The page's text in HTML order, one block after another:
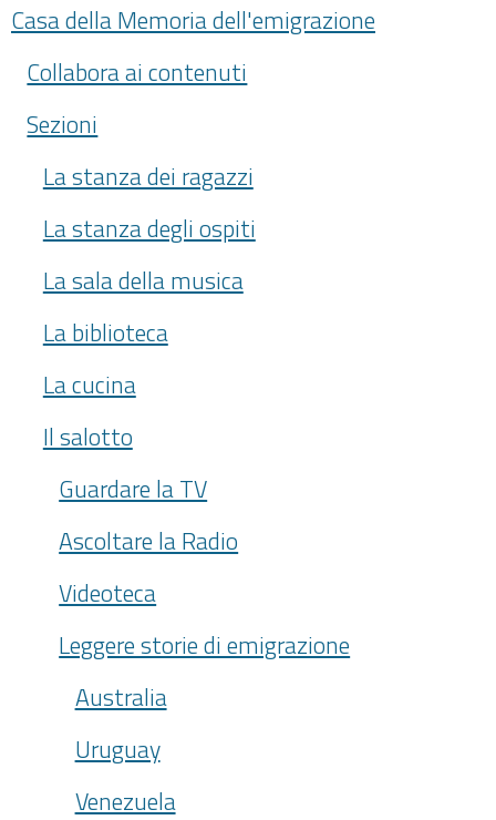
Casa della Memoria dell'emigrazione
Collabora ai contenuti
Sezioni
La stanza dei ragazzi
La stanza degli ospiti
La sala della musica
La biblioteca
La cucina
Il salotto
Guardare la TV
Ascoltare la Radio
Videoteca
Leggere storie di emigrazione
Australia
Uruguay
Venezuela